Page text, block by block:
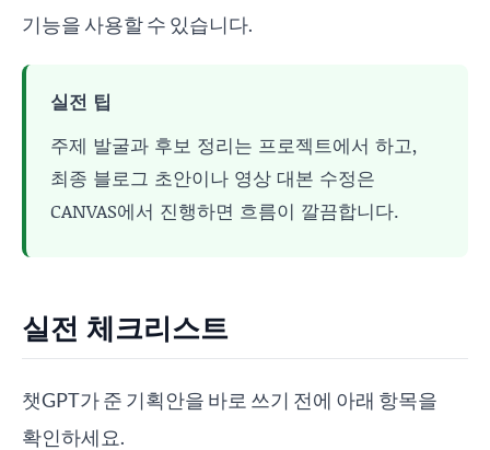
기능을 사용할 수 있습니다.
실전 팁
주제 발굴과 후보 정리는 프로젝트에서 하고,
최종 블로그 초안이나 영상 대본 수정은
CANVAS에서 진행하면 흐름이 깔끔합니다.
실전 체크리스트
챗GPT가 준 기획안을 바로 쓰기 전에 아래 항목을
확인하세요.